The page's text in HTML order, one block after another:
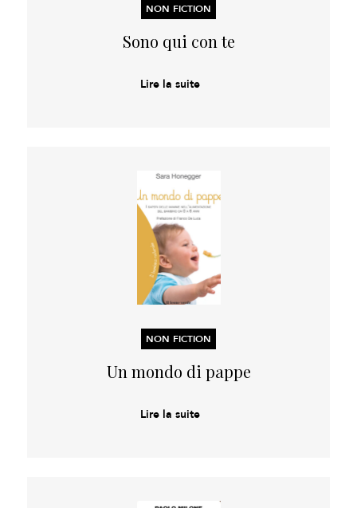
NON FICTION
Sono qui con te
Lire la suite
NON FICTION
Un mondo di pappe
Lire la suite